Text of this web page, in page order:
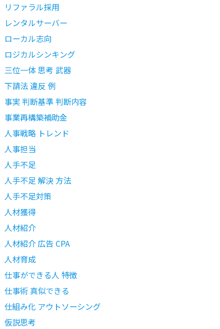
リファラル採用
レンタルサーバー
ローカル志向
ロジカルシンキング
三位一体 思考 武器
下請法 違反 例
事実 判断基準 判断内容
事業再構築補助金
人事戦略 トレンド
人事担当
人手不足
人手不足 解決 方法
人手不足対策
人材獲得
人材紹介
人材紹介 広告 CPA
人材育成
仕事ができる人 特徴
仕事術 真似できる
仕組み化 アウトソーシング
仮説思考